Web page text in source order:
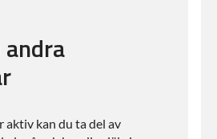
aktiv kan du ta del av